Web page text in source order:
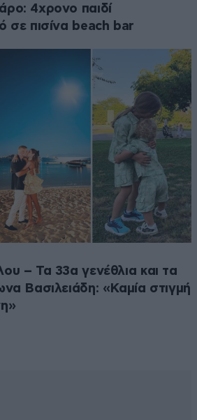
4χρονο παιδί
σε πισίνα beach bar
– Τα 33α γενέθλια και τα
Βασιλειάδη: «Καμία στιγμή